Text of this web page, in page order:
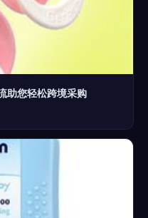
助您轻松跨境采购